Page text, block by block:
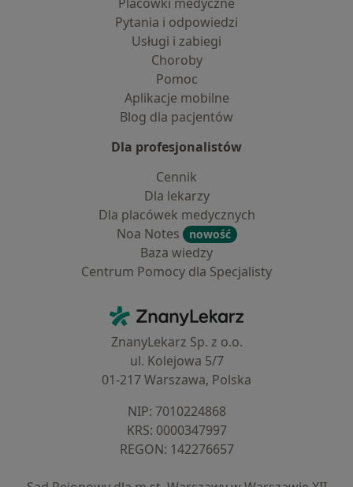
Pytania i odpowiedzi
Usługi i zabiegi
Choroby
Pomoc
Aplikacje mobilne
Blog dla pacjentów
Dla profesjonalistów
Cennik
Dla lekarzy
Dla placówek medycznych
Noa Notes
nowość
Baza wiedzy
Centrum Pomocy dla Specjalisty
ZnanyLekarz - Strona główna
ZnanyLekarz Sp. z o.o.
ul. Kolejowa 5/7
01-217 Warszawa, Polska
NIP: ⁠7010224868
KRS: ⁠0000347997
REGON: ⁠142276657